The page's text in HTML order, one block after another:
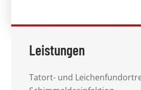
Leistungen
Tatort- und